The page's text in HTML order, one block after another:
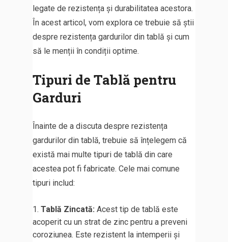
legate de rezistența și durabilitatea acestora.
În acest articol, vom explora ce trebuie să știi
despre rezistența gardurilor din tablă și cum
să le menții în condiții optime.
Tipuri de Tablă pentru
Garduri
Înainte de a discuta despre rezistența
gardurilor din tablă, trebuie să înțelegem că
există mai multe tipuri de tablă din care
acestea pot fi fabricate. Cele mai comune
tipuri includ:
Tablă Zincată: Acest tip de tablă este
acoperit cu un strat de zinc pentru a preveni
coroziunea. Este rezistent la intemperii și